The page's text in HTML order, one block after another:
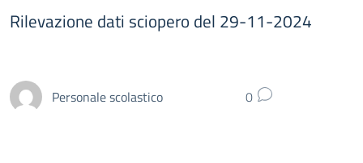
Rilevazione dati sciopero del 29-11-2024
Personale scolastico 0